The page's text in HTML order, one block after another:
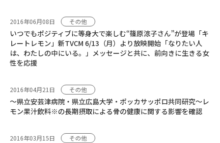
2016年06月08日 その他
いつでもポジティブに等身大で楽しむ“篠原涼子さん”が登場「キ
レートレモン」新TVCM 6/13（月）より放映開始「なりたい人
は、わたしの中にいる。」メッセージと共に、前向きに生きる女
性を応援
2016年04月21日 その他
～県立安芸津病院・県立広島大学・ポッカサッポロ共同研究～レ
モン果汁飲料※の長期摂取による骨の健康に関する影響を確認
2016年03月15日 その他